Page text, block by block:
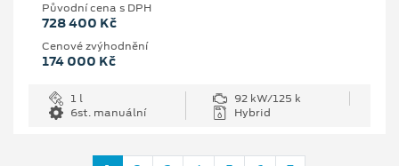
Původní cena s DPH
728 400 Kč
Cenové zvýhodnění
174 000 Kč
1 l
92 kW/125 k
6st. manuální
Hybrid